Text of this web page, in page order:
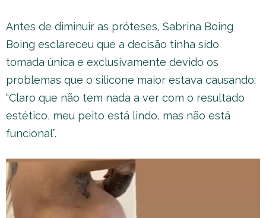
Antes de diminuir as próteses, Sabrina Boing
Boing esclareceu que a decisão tinha sido
tomada única e exclusivamente devido os
problemas que o silicone maior estava causando:
“Claro que não tem nada a ver com o resultado
estético, meu peito está lindo, mas não está
funcional”.